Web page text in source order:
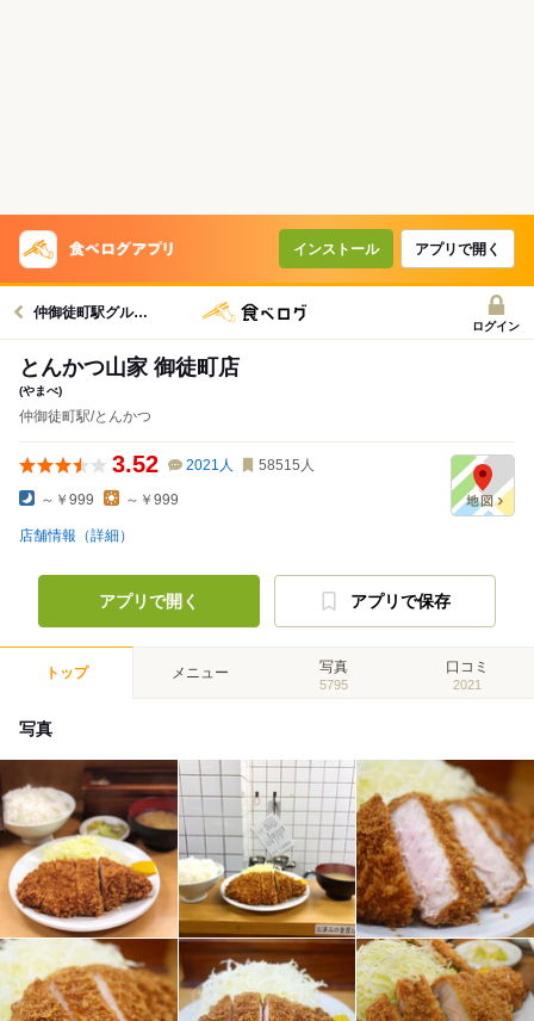
インストール アプリで開く
仲御徒町駅グルメへ
ログイン
とんかつ山家 御徒町店
(やまべ)
仲御徒町駅/とんかつ
3.52 2021 人 58515 人
～￥999 ～￥999
店舗情報（詳細）
アプリで開く アプリで保存
トップ メニュー 写真
5795
口コミ
2021
写真